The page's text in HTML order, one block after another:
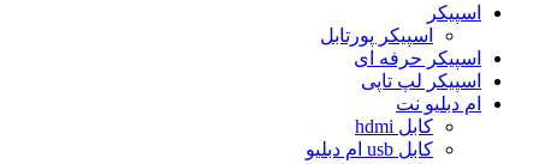
اسپیکر
اسپیکر پورتابل
اسپیکر حرفه ای
اسپیکر لپ تاپی
ام دبلیو نت
کابل hdmi
کابل usb ام دبلیو